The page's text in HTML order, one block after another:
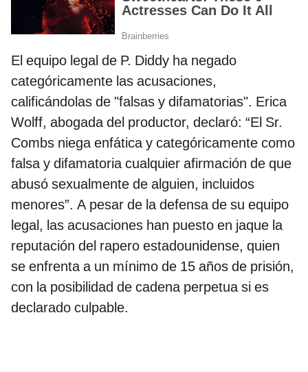
El equipo legal de P. Diddy ha negado
categóricamente las acusaciones,
calificándolas de "falsas y difamatorias". Erica
Wolff, abogada del productor, declaró: “El Sr.
Combs niega enfática y categóricamente como
falsa y difamatoria cualquier afirmación de que
abusó sexualmente de alguien, incluidos
menores”. A pesar de la defensa de su equipo
legal, las acusaciones han puesto en jaque la
reputación del rapero estadounidense, quien
se enfrenta a un mínimo de 15 años de prisión,
con la posibilidad de cadena perpetua si es
declarado culpable.